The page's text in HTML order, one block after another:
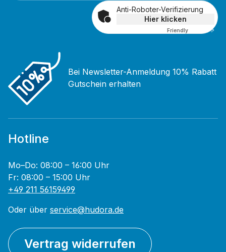
Anti-Roboter-Verifizierung
Hier klicken
Friendly Captcha ⇗
Bei Newsletter-Anmeldung 10% Rabatt
Gutschein erhalten
Hotline
Mo–Do: 08:00 – 16:00 Uhr
Fr: 08:00 – 15:00 Uhr
+49 211 56159499
Oder über service@hudora.de
Vertrag widerrufen